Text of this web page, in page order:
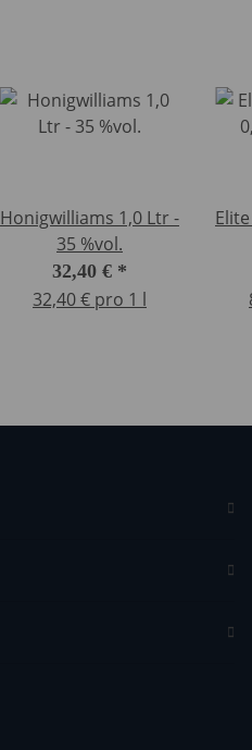
Honigwilliams 1,0 Ltr -
35 %vol.
32,40 € *
32,40 € pro 1 l